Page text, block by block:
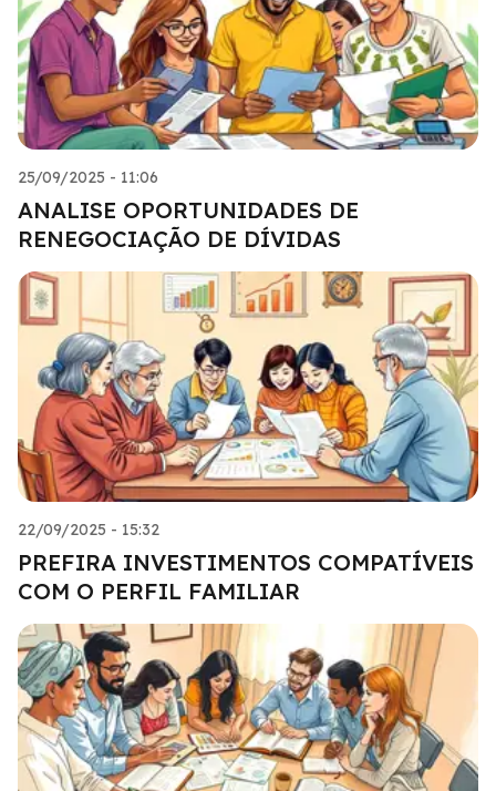
25/09/2025 - 11:06
ANALISE OPORTUNIDADES DE
RENEGOCIAÇÃO DE DÍVIDAS
22/09/2025 - 15:32
PREFIRA INVESTIMENTOS COMPATÍVEIS
COM O PERFIL FAMILIAR